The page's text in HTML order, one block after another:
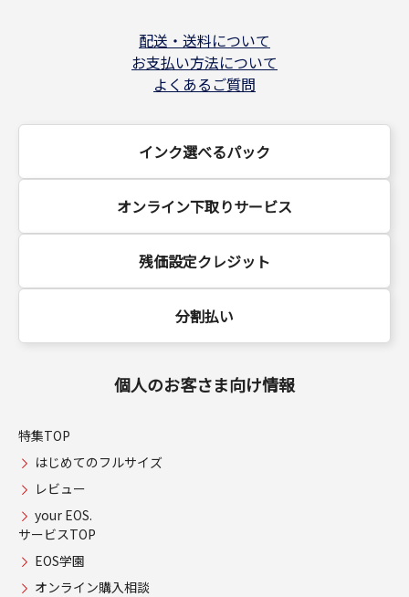
配送・送料について
お支払い方法について
よくあるご質問
インク選べるパック
オンライン下取りサービス
残価設定クレジット
分割払い
個人のお客さま向け情報
特集TOP
はじめてのフルサイズ
レビュー
your EOS.
サービスTOP
EOS学園
オンライン購入相談